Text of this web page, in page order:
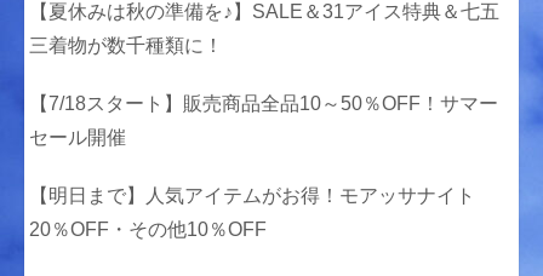
【夏休みは秋の準備を♪】SALE＆31アイス特典＆七五
三着物が数千種類に！
【7/18スタート】販売商品全品10～50％OFF！サマー
セール開催
【明日まで】人気アイテムがお得！モアッサナイト
20％OFF・その他10％OFF